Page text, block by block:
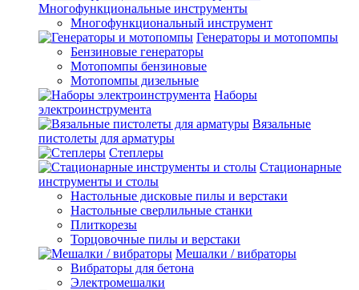
Многофункциональные инструменты
Многофункциональный инструмент
Генераторы и мотопомпы
Бензиновые генераторы
Мотопомпы бензиновые
Мотопомпы дизельные
Наборы
электроинструмента
Вязальные
пистолеты для арматуры
Степлеры
Стационарные
инструменты и столы
Настольные дисковые пилы и верстаки
Настольные сверлильные станки
Плиткорезы
Торцовочные пилы и верстаки
Мешалки / вибраторы
Вибраторы для бетона
Электромешалки